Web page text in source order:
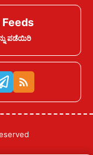
Feeds
ಪಡೆಯಿರಿ